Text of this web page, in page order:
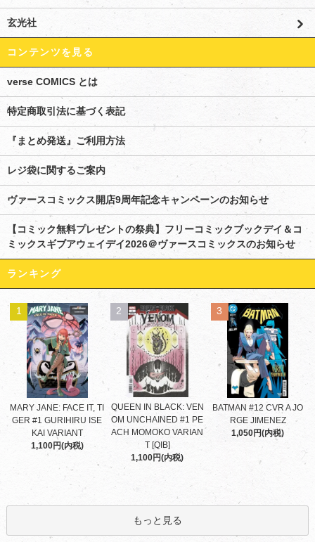
玄光社
コンテンツを見る
verse COMICS とは
特定商取引法に基づく表記
『まとめ発送』ご利用方法
レジ袋に関するご案内
ヴァースコミックス開店9周年記念キャンペーンのお知らせ
【コミック無料プレゼントの祭典】フリーコミックブックデイ＆コ
ミックスギブアウェイデイ2026＠ヴァースコミックスのお知らせ
ランキング
1
MARY JANE: FACE IT, TI
GER #1 GURIHIRU ISE
KAI VARIANT
1,100円(内税)
2
QUEEN IN BLACK: VEN
OM UNCHAINED #1 PE
ACH MOMOKO VARIAN
T [QIB]
1,100円(内税)
3
BATMAN #12 CVR A JO
RGE JIMENEZ
1,050円(内税)
もっと見る